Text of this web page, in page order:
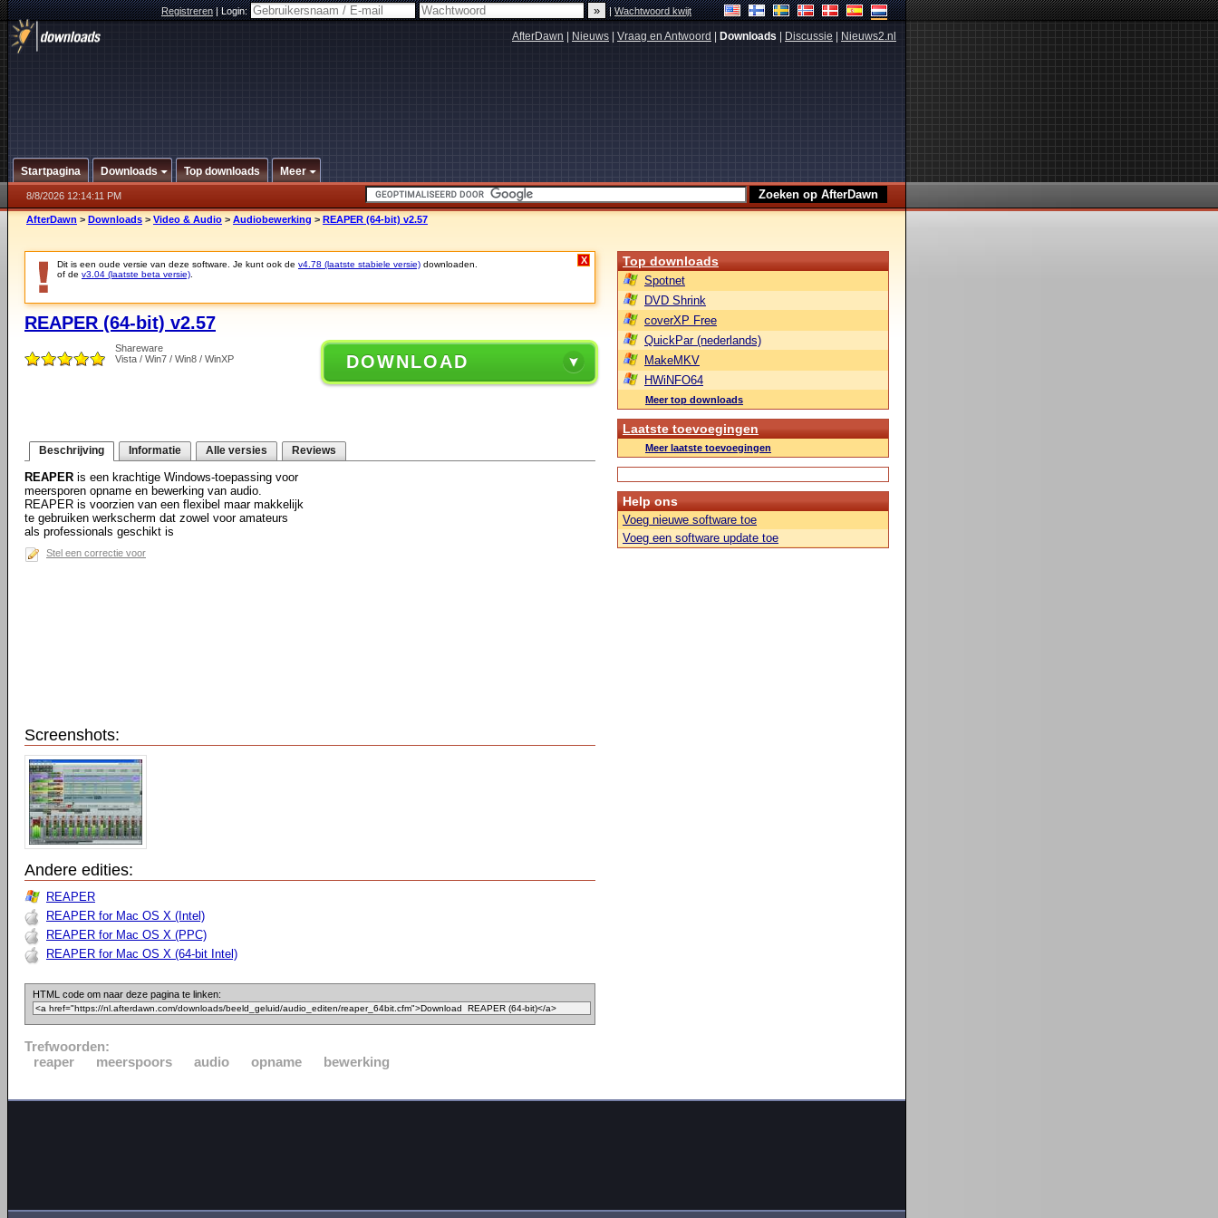
Registreren|Login: |Wachtwoord kwijt
AfterDawn Nieuws Vraag en Antwoord Downloads Discussie Nieuws2.nl
Startpagina Downloads Top downloads Meer
8/8/2026 12:14:11 PM
AfterDawn > Downloads > Video & Audio > Audiobewerking > REAPER (64-bit) v2.57
Dit is een oude versie van deze software. Je kunt ook de v4.78 (laatste stabiele versie) downloaden.
of de v3.04 (laatste beta versie)
X
REAPER (64-bit) v2.57
Shareware
Vista / Win7 / Win8 / WinXP
DOWNLOAD
Beschrijving Informatie Alle versies Reviews
REAPER is een krachtige Windows-toepassing voor
meersporen opname en bewerking van audio.
REAPER is voorzien van een flexibel maar makkelijk
te gebruiken werkscherm dat zowel voor amateurs
als professionals geschikt is
Stel een correctie voor
Screenshots:
Andere edities:
REAPER
REAPER for Mac OS X (Intel)
REAPER for Mac OS X (PPC)
REAPER for Mac OS X (64-bit Intel)
HTML code om naar deze pagina te linken:
Trefwoorden:
reaper
meerspoors audio opname bewerking
Top downloads
Spotnet
DVD Shrink
coverXP Free
QuickPar (nederlands)
MakeMKV
HWiNFO64
Meer top downloads
Laatste toevoegingen
Meer laatste toevoegingen
Help ons
Voeg nieuwe software toe
Voeg een software update toe